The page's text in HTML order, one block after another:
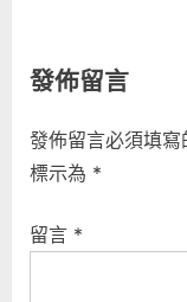
覽
o
s
P
s
t
o
s
:
發佈留言
發佈留言必須填寫
標示為 *
留言 *